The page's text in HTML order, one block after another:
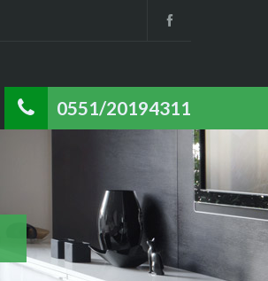
0551/20194311